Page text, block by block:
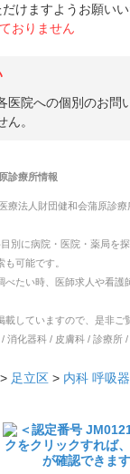
けますようお願いい
おりません
医院への個別のお問
。
診療所情報
療法人財団健和会蒲原診療
別に病院・医院・薬局を
可能です。
べたい時、医師求人や看護
していますので、是非ご
消化器科 / 皮膚科 / 診療所
> 足立区 > 内科 呼吸